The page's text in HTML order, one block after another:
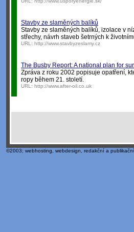
Stavby ze slaměných balíků
Stavby ze slaměných balíků, izolace v
střechy, návrh staveb šetrných k
URL: http://www.stavbyzeslamy.cz
The Busby Report: A national plan for
Zpráva z roku 2002 popisuje opatření,
ropy během 21. století.
URL: http://www.after-oil.co.uk
©2003; webhosting webdesign redakční a